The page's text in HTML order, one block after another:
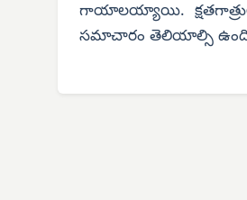
గాయాలయ్యాయి.
సమాచారం తెలియాల్సి